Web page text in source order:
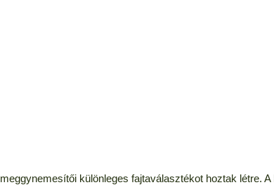
különleges fajtaválasztékot hoztak létre.